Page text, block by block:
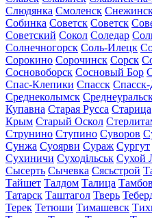
Слюдянка Смоленск
Собинка Советск Советск
Советский Сокол Соледар
Солнечногорск Соль-Илецк
Сорокино Сорочинск Сорск
Сосновоборск Сосновый Бор
Спас-Клепики Спасск
Среднеколымск
Купавна Старая Русса Старица
Крым Старый Оскол
Струнино Ступино Суворов
Сунжа Суоярви Сураж Сургут
Сухиничи Суходільськ Сухой
Сысерть Сычевка Сясьстрой
Тайшет Талдом Талица Тамбов
Татарск Таштагол Тверь
Терек Тетюши Тимашевск